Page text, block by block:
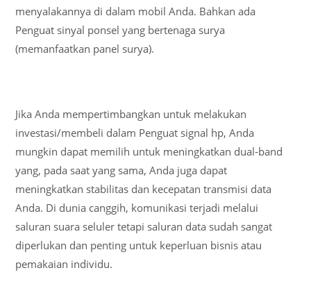
menyalakannya di dalam mobil Anda. Bahkan ada
Penguat sinyal ponsel yang bertenaga surya
(memanfaatkan panel surya).
Jika Anda mempertimbangkan untuk melakukan
investasi/membeli dalam Penguat signal hp, Anda
mungkin dapat memilih untuk meningkatkan dual-band
yang, pada saat yang sama, Anda juga dapat
meningkatkan stabilitas dan kecepatan transmisi data
Anda. Di dunia canggih, komunikasi terjadi melalui
saluran suara seluler tetapi saluran data sudah sangat
diperlukan dan penting untuk keperluan bisnis atau
pemakaian individu.